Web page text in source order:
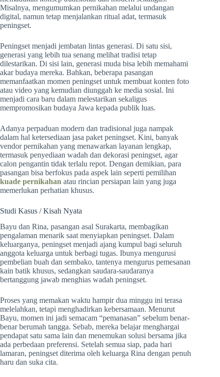
Misalnya, mengumumkan pernikahan melalui undangan
digital, namun tetap menjalankan ritual adat, termasuk
peningset.
Peningset menjadi jembatan lintas generasi. Di satu sisi,
generasi yang lebih tua senang melihat tradisi tetap
dilestarikan. Di sisi lain, generasi muda bisa lebih memahami
akar budaya mereka. Bahkan, beberapa pasangan
memanfaatkan momen peningset untuk membuat konten foto
atau video yang kemudian diunggah ke media sosial. Ini
menjadi cara baru dalam melestarikan sekaligus
mempromosikan budaya Jawa kepada publik luas.
Adanya perpaduan modern dan tradisional juga nampak
dalam hal ketersediaan jasa paket peningset. Kini, banyak
vendor pernikahan yang menawarkan layanan lengkap,
termasuk penyediaan wadah dan dekorasi peningset, agar
calon pengantin tidak terlalu repot. Dengan demikian, para
pasangan bisa berfokus pada aspek lain seperti pemilihan
kuade pernikahan atau rincian persiapan lain yang juga
memerlukan perhatian khusus.
Studi Kasus / Kisah Nyata
Bayu dan Rina, pasangan asal Surakarta, membagikan
pengalaman menarik saat menyiapkan peningset. Dalam
keluarganya, peningset menjadi ajang kumpul bagi seluruh
anggota keluarga untuk berbagi tugas. Ibunya mengurusi
pembelian buah dan sembako, tantenya mengurus pemesanan
kain batik khusus, sedangkan saudara-saudaranya
bertanggung jawab menghias wadah peningset.
Proses yang memakan waktu hampir dua minggu ini terasa
melelahkan, tetapi menghadirkan kebersamaan. Menurut
Bayu, momen ini jadi semacam “pemanasan” sebelum benar-
benar berumah tangga. Sebab, mereka belajar menghargai
pendapat satu sama lain dan menemukan solusi bersama jika
ada perbedaan preferensi. Setelah semua siap, pada hari
lamaran, peningset diterima oleh keluarga Rina dengan penuh
haru dan suka cita.